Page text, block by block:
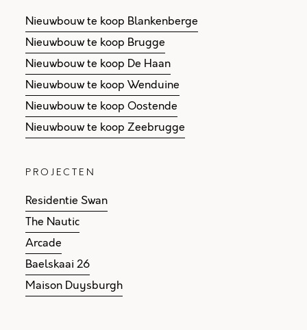
Nieuwbouw te koop Blankenberge
Nieuwbouw te koop Brugge
Nieuwbouw te koop De Haan
Nieuwbouw te koop Wenduine
Nieuwbouw te koop Oostende
Nieuwbouw te koop Zeebrugge
PROJECTEN
Residentie Swan
The Nautic
Arcade
Baelskaai 26
Maison Duysburgh